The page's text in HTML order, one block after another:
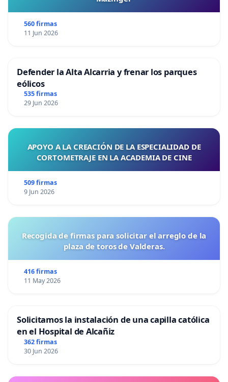
560 firmas
11 Jun 2026
Defender la Alta Alcarria y frenar los parques
eólicos
535 firmas
29 Jun 2026
APOYO A LA CREACIÓN DE LA ESPECIALIDAD DE
CORTOMETRAJE EN LA ACADEMIA DE CINE
509 firmas
9 Jun 2026
Recogida de firmas para solicitar el arreglo de la
plaza de toros de Valderas.
416 firmas
11 May 2026
Solicitamos la instalación de una capilla católica
en el Hospital de Alcañiz
362 firmas
30 Jun 2026